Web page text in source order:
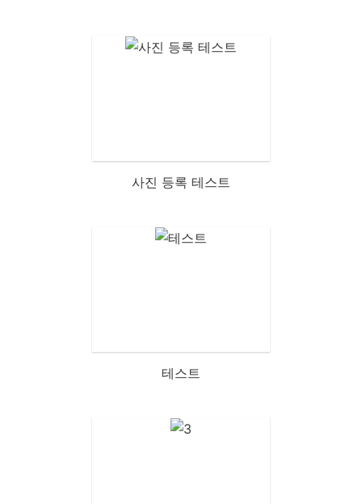
사진 등록 테스트
테스트